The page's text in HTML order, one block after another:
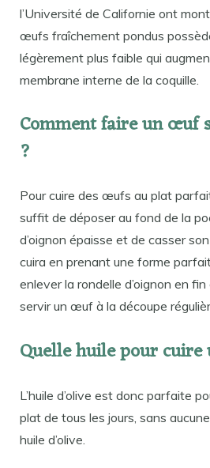
l’Université de Californie ont
œufs fraîchement pondus
légèrement plus faible qui
membrane interne de la coquille.
Comment faire un œuf
?
Pour cuire des œufs au plat
suffit de déposer au fond de la
d’oignon épaisse et de casser
cuira en prenant une forme
enlever la rondelle d’oignon en
servir un œuf à la découpe
Quelle huile pour
L’huile d’olive est donc parfaite
plat de tous les jours, sans
huile d’olive.